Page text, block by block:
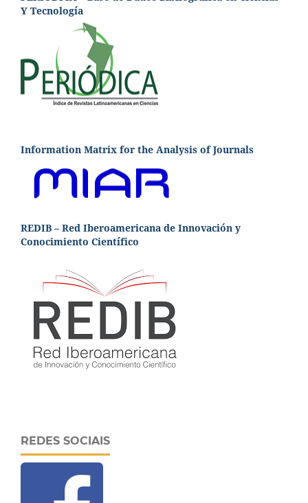
Y Tecnología
Information Matrix for the Analysis of Journals
REDIB – Red Iberoamericana de Innovación y
Conocimiento Científico
REDES SOCIAIS